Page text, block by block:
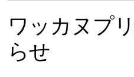
ワッカヌプ
らせ